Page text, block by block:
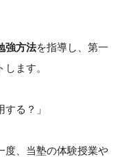
強方法を指導し、第一
ます。
る？」
度、当塾の体験授業や